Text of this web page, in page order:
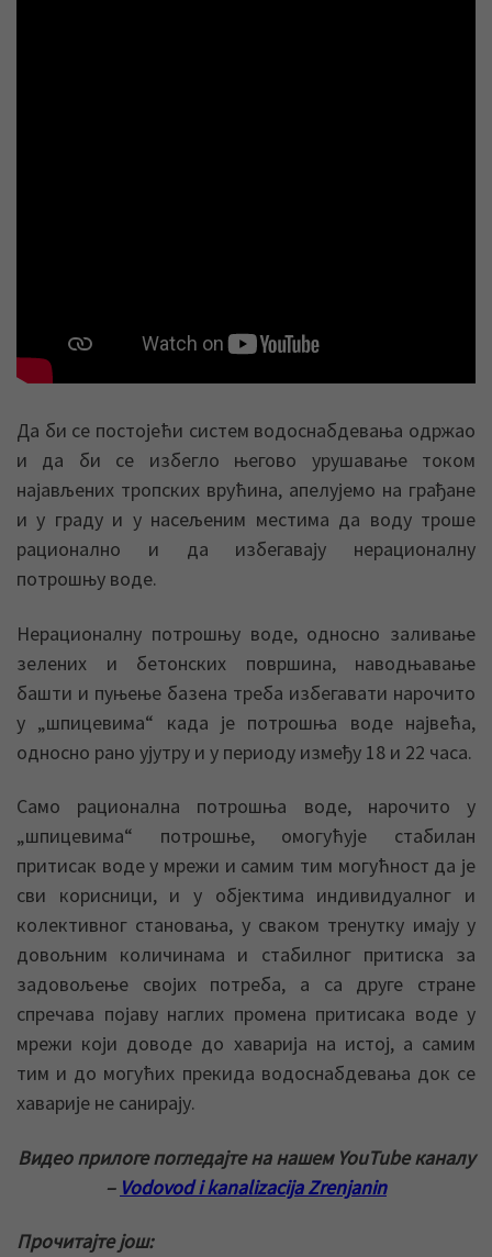
Да би се постојећи систем водоснабдевања одржао
и да би се избегло његово урушавање током
најављених тропских врућина, апелујемо на грађане
и у граду и у насељеним местима да воду троше
рационално и да избегавају нерационалну
потрошњу воде.
Нерационалну потрошњу воде, односно заливање
зелених и бетонских површина, наводњавање
башти и пуњење базена треба избегавати нарочито
у „шпицевима“ када је потрошња воде највећа,
односно рано ујутру и у периоду између 18 и 22 часа.
Само рационална потрошња воде, нарочито у
„шпицевима“ потрошње, омогућује стабилан
притисак воде у мрежи и самим тим могућност да је
сви корисници, и у објектима индивидуалног и
колективног становања, у сваком тренутку имају у
довољним количинама и стабилног притиска за
задовољење својих потреба, а са друге стране
спречава појаву наглих промена притисака воде у
мрежи који доводе до хаваријa на истој, а самим
тим и до могућих прекида водоснабдевања док се
хаварије не санирају.
Видео прилоге погледајте на нашем YouTube каналу
– Vodovod i kanalizacija Zrenjanin
Прочитајте још: